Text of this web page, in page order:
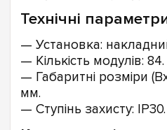
Технічні
— Установка:
— Кількість модулів: 84.
— Габаритні розміри
мм.
— Ступінь захисту: IP30.